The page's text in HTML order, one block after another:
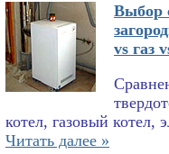
Выбор
vs газ
котел, газовый котел,
Читать далее »